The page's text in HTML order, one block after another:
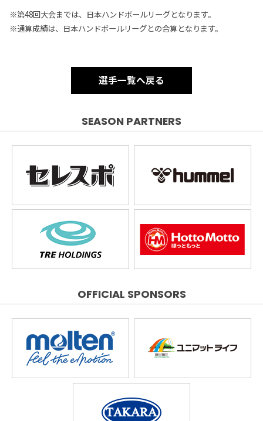
※第48回大会までは、日本ハンドボールリーグとなります。
※通算成績は、日本ハンドボールリーグとの合算となります。
選手一覧へ戻る
SEASON PARTNERS
OFFICIAL SPONSORS